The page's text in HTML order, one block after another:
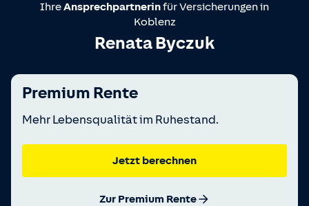
IhreAnsprechpartnerinfür Versicherungen in
Koblenz
Renata Byczuk
Premium Rente
Mehr Lebensqualität im Ruhestand.
Jetzt berechnen
Zur Premium Rente